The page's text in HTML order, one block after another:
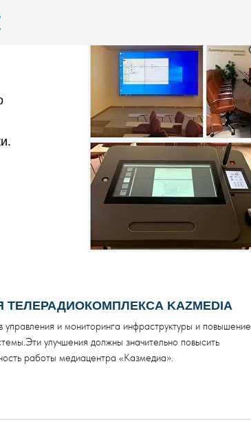
Tilda Publishing
KAZMEDIA
и мониторинга инфраструктуры и повышение
улучшения должны значительно повысить
работы медиацентра «Казмедиа».